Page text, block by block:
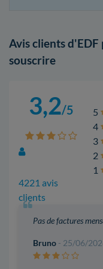
Avis clients
souscrire
3,2/5
4221 avis
clients
5
4
3
2
1
Pas de factures
Bruno - 25/06/